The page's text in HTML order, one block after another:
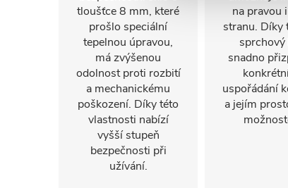
tloušťce 8 mm, které
prošlo speciální
tepelnou úpravou,
má zvýšenou
odolnost proti rozbití
a mechanickému
poškození. Díky této
vlastnosti nabízí
vyšší stupeň
bezpečnosti při
užívání.
na pravou
stranu. Díky
snadno
uspořádání
a jejím